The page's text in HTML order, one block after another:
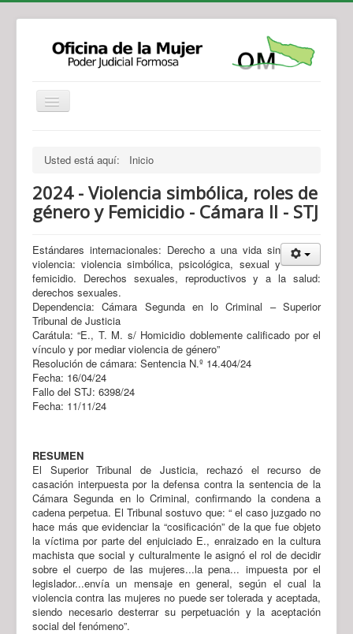
Legislación
Novedades
Recursos y Servicios de Atención
Contacto
Usted está aquí: Inicio
2024 - Violencia simbólica, roles de
género y Femicidio - Cámara II - STJ
Estándares internacionales: Derecho a una vida sin
violencia: violencia simbólica, psicológica, sexual y
femicidio. Derechos sexuales, reproductivos y a la salud:
derechos sexuales.
Dependencia: Cámara Segunda en lo Criminal – Superior
Tribunal de Justicia
Carátula: “E., T. M. s/ Homicidio doblemente calificado por el
vínculo y por mediar violencia de género”
Resolución de cámara: Sentencia N.º 14.404/24
Fecha: 16/04/24
Fallo del STJ: 6398/24
Fecha: 11/11/24
RESUMEN
El Superior Tribunal de Justicia, rechazó el recurso de
casación interpuesta por la defensa contra la sentencia de la
Cámara Segunda en lo Criminal, confirmando la condena a
cadena perpetua. El Tribunal sostuvo que: “ el caso juzgado no
hace más que evidenciar la “cosificación” de la que fue objeto
la víctima por parte del enjuiciado E., enraizado en la cultura
machista que social y culturalmente le asignó el rol de decidir
sobre el cuerpo de las mujeres...la pena... impuesta por el
legislador...envía un mensaje en general, según el cual la
violencia contra las mujeres no puede ser tolerada y aceptada,
siendo necesario desterrar su perpetuación y la aceptación
social del fenómeno”.